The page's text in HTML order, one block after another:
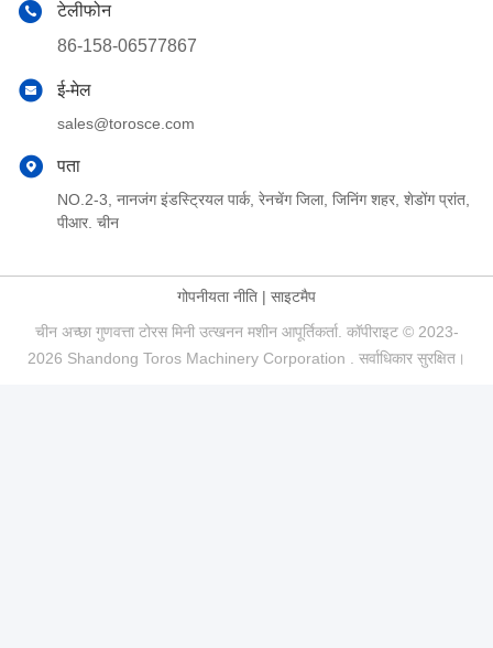
टेलीफोन
86-158-06577867
ई-मेल
sales@torosce.com
पता
NO.2-3, नानजंग इंडस्ट्रियल पार्क, रेनचेंग जिला, जिनिंग शहर, शेडोंग प्रांत,
पीआर. चीन
गोपनीयता नीति | साइटमैप
चीन अच्छा गुणवत्ता टोरस मिनी उत्खनन मशीन आपूर्तिकर्ता. कॉपीराइट © 2023-
2026 Shandong Toros Machinery Corporation . सर्वाधिकार सुरक्षित।